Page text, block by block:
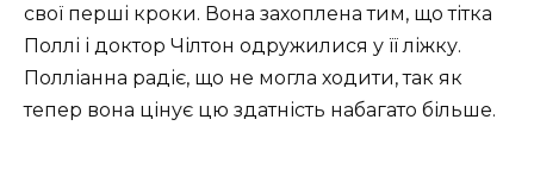
свої перші кроки. Вона захоплена тим, що тітка
Поллі і доктор Чілтон одружилися у її ліжку.
Полліанна радіє, що не могла ходити, так як
тепер вона цінує цю здатність набагато більше.